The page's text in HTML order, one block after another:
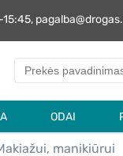
ODAI
manikiūrui